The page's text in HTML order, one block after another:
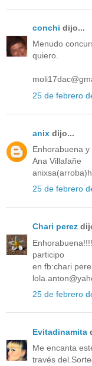
conchi dijo...
Menudo
quiero.
25 de febrero
anix dijo...
Enhorabuena
Ana Villafañe
25 de febrero
Chari perez
Enhorabuena!!!!
participo
en fb:chari
25 de febrero
Evitadinamita
Me encanta
través